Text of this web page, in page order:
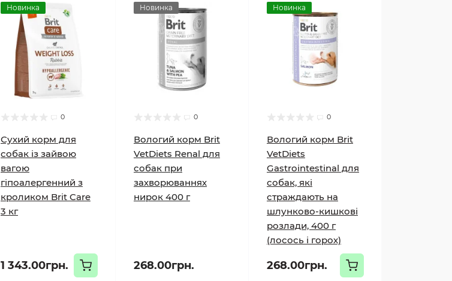
Новинка
0
Сухий корм для
собак із зайвою
вагою
гіпоалергенний з
кроликом Brit Care
3 кг
1 343.00грн.
Новинка
0
Вологий корм Brit
VetDiets Renal для
собак при
захворюваннях
нирок 400 г
268.00грн.
Новинка
0
Вологий корм Brit
VetDiets
Gastrointestinal для
собак, які
страждають на
шлунково-кишкові
розлади, 400 г
(лосось і горох)
268.00грн.